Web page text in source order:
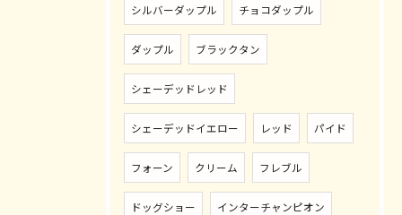
シルバーダップル チョコダップル
ダップル ブラックタン
シェーデッドレッド
シェーデッドイエロー レッド パイド
フォーン クリーム フレブル
ドッグショー インターチャンピオン